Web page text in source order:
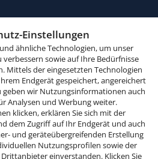
30 98 00
Uhr,
Einstellungen
ähnliche Technologien, um unser
sowie auf Ihre Bedürfnisse
Mittels der eingesetzten Technologien
Endgerät gespeichert, angereichert
geben wir Nutzungsinformationen auch
Analysen und Werbung weiter.
klicken, erklären Sie sich mit der
dem Zugriff auf Ihr Endgerät und auch
und geräteübergreifenden Erstellung
Nutzungsprofilen sowie der
einverstanden. Klicken Sie